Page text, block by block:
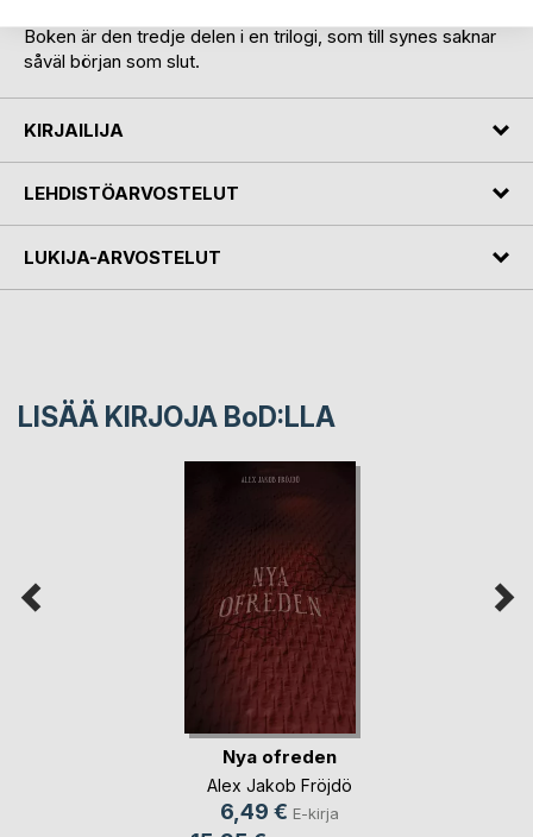
Boken är den tredje delen i en trilogi, som till synes saknar
såväl början som slut.
KIRJAILIJA
LEHDISTÖARVOSTELUT
LUKIJA-ARVOSTELUT
LISÄÄ KIRJOJA BoD:LLA
Nya ofreden
Alex Jakob Fröjdö
6,49 € E-kirja